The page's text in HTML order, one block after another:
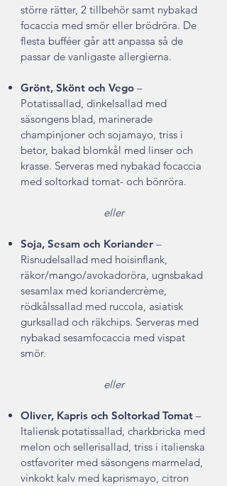
större rätter, 2 tillbehör samt nybakad
focaccia med smör eller brödröra. De
flesta bufféer går att anpassa så de
passar de vanligaste allergierna.
Grönt, Skönt och Vego –
Potatissallad, dinkelsallad med
säsongens blad, marinerade
champinjoner och sojamayo, triss i
betor, bakad blomkål med linser och
krasse. Serveras med nybakad focaccia
med soltorkad tomat- och bönröra.
eller
Soja, Sesam och Koriander –
Risnudelsallad med hoisinflank,
räkor/mango/avokadoröra, ugnsbakad
sesamlax med koriandercrème,
rödkålssallad med ruccola, asiatisk
gurksallad och räkchips. Serveras med
nybakad sesamfocaccia med vispat
smör.
​eller
Oliver, Kapris och Soltorkad Tomat –
Italiensk potatissallad, charkbricka med
melon och sellerisallad, triss i italienska
ostfavoriter med säsongens marmelad,
vinkokt kalv med kaprismayo, citron